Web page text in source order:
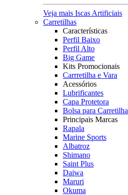
Veja mais Iscas Artificiais
Carretilhas
Características
Perfil Baixo
Perfil Alto
Big Game
Kits Promocionais
Carrretilha e Vara
Acessórios
Lubrificantes
Capa Protetora
Bolsa para Carretilha
Principais Marcas
Rapala
Marine Sports
Albatroz
Shimano
Saint Plus
Daiwa
Maruri
Okuma